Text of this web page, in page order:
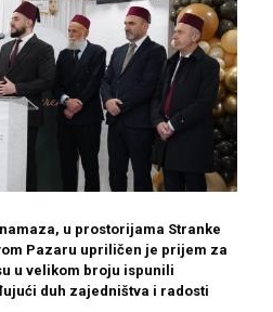
u prostorijama Stranke
Pazaru upriličen je prijem za
u velikom broju ispunili
duh zajedništva i radosti